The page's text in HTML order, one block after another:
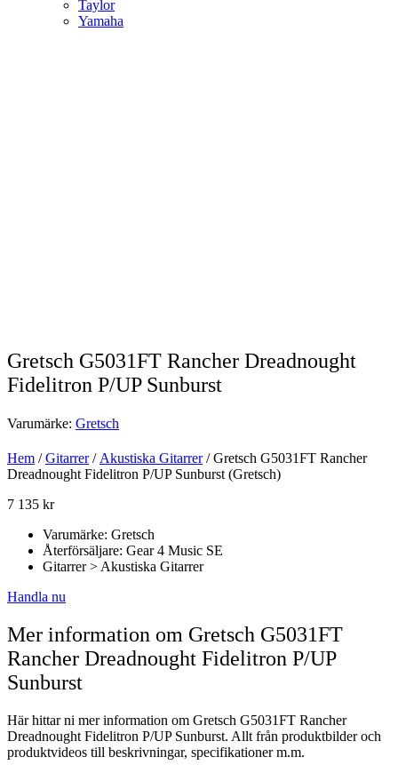
Taylor
Yamaha
Gretsch G5031FT Rancher Dreadnought
Fidelitron P/UP Sunburst
Varumärke: Gretsch
Hem /Gitarrer/Akustiska Gitarrer/ Gretsch G5031FT Rancher
Dreadnought Fidelitron P/UP Sunburst (Gretsch)
7 135 kr
Varumärke: Gretsch
Återförsäljare: Gear 4 Music SE
Gitarrer > Akustiska Gitarrer
Handla nu
Mer information om Gretsch G5031FT
Rancher Dreadnought Fidelitron P/UP
Sunburst
Här hittar ni mer information om Gretsch G5031FT Rancher
Dreadnought Fidelitron P/UP Sunburst. Allt från produktbilder och
produktvideos till beskrivningar, specifikationer m.m.